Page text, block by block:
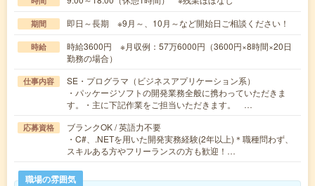
期間 即日～長期 ※9月～、10月～など開始日ご相談ください！
時給
時給3600円 ※月収例：57万6000円（3600円×8時間×20日
勤務の場合）
仕事内容
SE・プログラマ（ビジネスアプリケーション系）
・パッケージソフトの開発業務全般に携わっていただきま
す。・主に下記作業をご担当いただきます。 …
応募資格
ブランクOK / 英語力不要
・C#、.NETを用いた開発実務経験(2年以上)＊職種問わず、
スキルある方やフリーランスの方も歓迎！…
職場の雰囲気